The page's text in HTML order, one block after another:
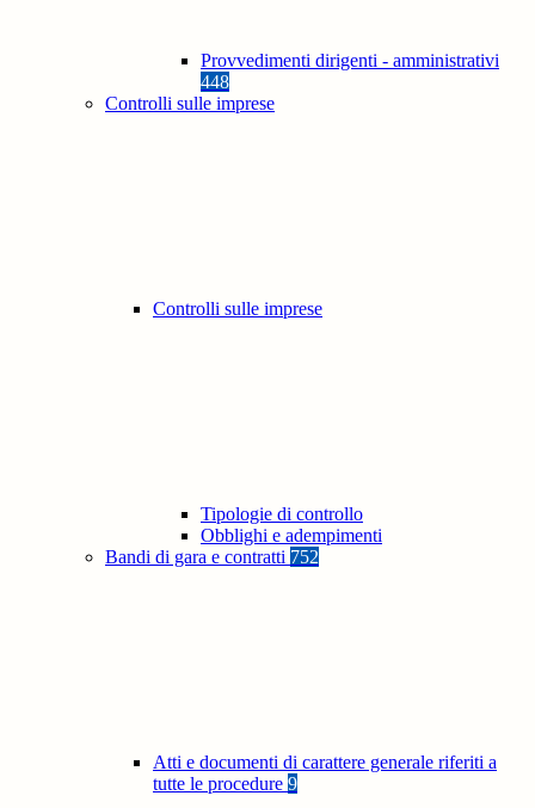
Provvedimenti dirigenti - amministrativi
448
Controlli sulle imprese
Controlli sulle imprese
Tipologie di controllo
Obblighi e adempimenti
Bandi di gara e contratti 752
Atti e documenti di carattere generale riferiti a
tutte le procedure 9